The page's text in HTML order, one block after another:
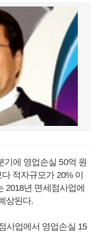
에 영업손실 50억 원
적자규모가 20% 이
2018년 면세점사업에
상된다.
사업에서 영업손실 15